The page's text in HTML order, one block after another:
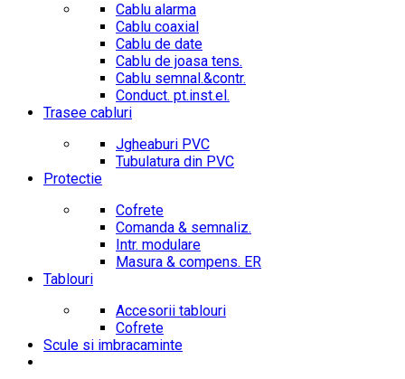
Cablu alarma
Cablu coaxial
Cablu de date
Cablu de joasa tens.
Cablu semnal.&contr.
Conduct. pt.inst.el.
Trasee cabluri
Jgheaburi PVC
Tubulatura din PVC
Protectie
Cofrete
Comanda & semnaliz.
Intr. modulare
Masura & compens. ER
Tablouri
Accesorii tablouri
Cofrete
Scule si imbracaminte